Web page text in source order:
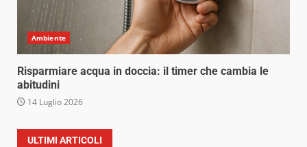
Ambiente
Risparmiare acqua in doccia: il timer che cambia le
abitudini
14 Luglio 2026
ULTIMI ARTICOLI